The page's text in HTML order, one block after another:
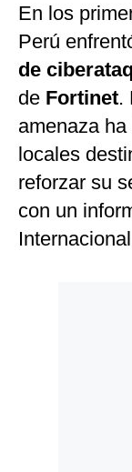
Internacional
Tecnología
Club del Suscriptor
Mix
G de Gestión
Podcast
En los
Perú
de
de Fortinet.
amenaza
locales
reforzar su
con un